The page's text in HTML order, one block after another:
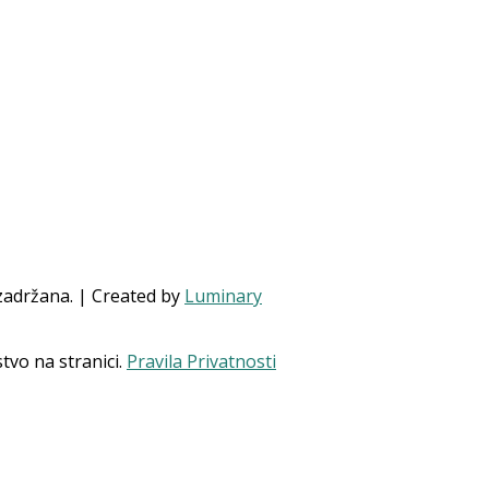
| Created by Luminary
na stranici. Pravila Privatnosti